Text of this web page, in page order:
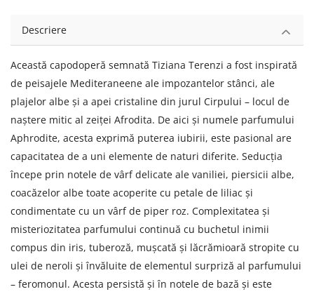
Descriere
Această capodoperă semnată Tiziana Terenzi a fost inspirată
de peisajele Mediteraneene ale impozantelor stânci, ale
plajelor albe și a apei cristaline din jurul Cirpului – locul de
naștere mitic al zeiței Afrodita. De aici și numele parfumului
Aphrodite, acesta exprimă puterea iubirii, este pasional are
capacitatea de a uni elemente de naturi diferite. Seducția
începe prin notele de vârf delicate ale vaniliei, piersicii albe,
coacăzelor albe toate acoperite cu petale de liliac și
condimentate cu un vârf de piper roz. Complexitatea și
misteriozitatea parfumului continuă cu buchetul inimii
compus din iris, tuberoză, mușcată și lăcrămioară stropite cu
ulei de neroli și învăluite de elementul surpriză al parfumului
– feromonul. Acesta persistă și în notele de bază și este